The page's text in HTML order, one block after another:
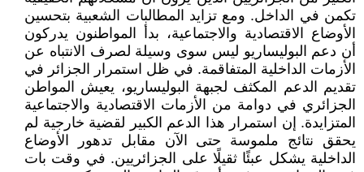
تكمن في الداخل. ومع تزايد المطالبات الشعبية بتحسين
الأوضاع الاقتصادية والاجتماعية، بدأ المواطنون يدركون
أن دعم البوليساريو ليس سوى وسيلة لصرف الانتباه عن
الأزمات الداخلية المتفاقمة. في ظل استمرار الجزائر في
تقديم الدعم المكثف لجبهة البوليساريو، يعيش المواطن
الجزائري في دوامة من الأزمات الاقتصادية والاجتماعية
المتزايدة. إن استمرار هذا الدعم الكبير لقضية خارجية لم
يحقق نتائج ملموسة حتى الآن مقابل تدهور الأوضاع
الداخلية يشكل عبئًا ثقيلًا على الجزائريين. في وقت بات